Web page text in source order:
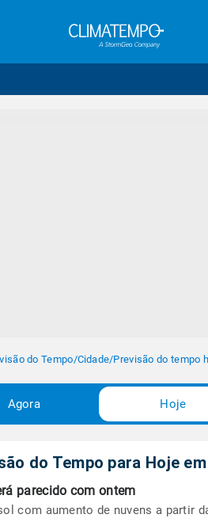
do Tempo/Cidade/Previsão do tempo
Agora Hoje
do Tempo para Hoje em
parecido com ontem
com aumento de nuvens a partir